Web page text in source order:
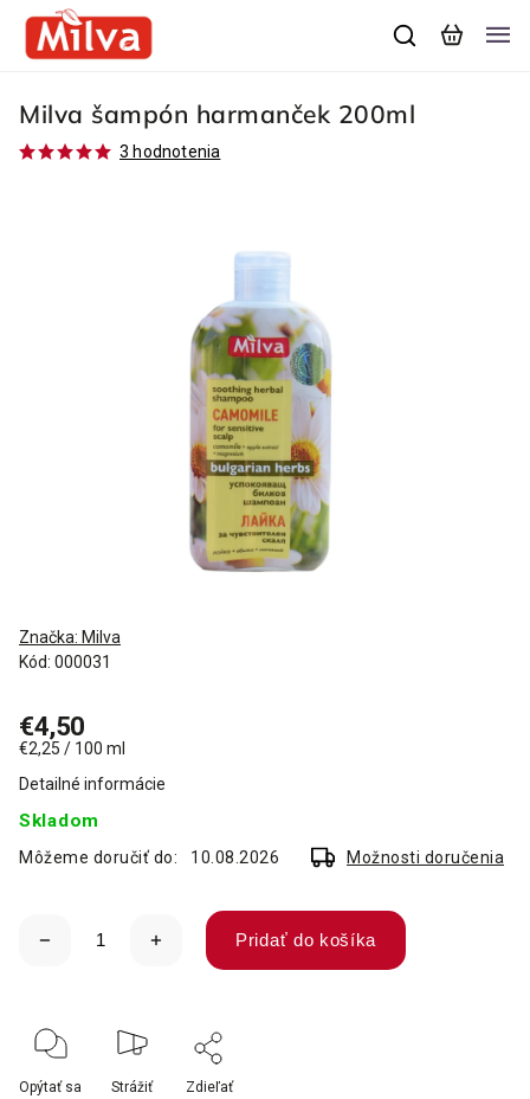
Milva šampón harmanček 200ml
3 hodnotenia
Kód: 000031
Značka: Milva
€4,50
€2,25 / 100 ml
Skladom
Môžeme doručiť do: 10.08.2026 Možnosti doručenia
Pridať do košíka
Detailné informácie
Opýtať sa Strážiť Zdieľať